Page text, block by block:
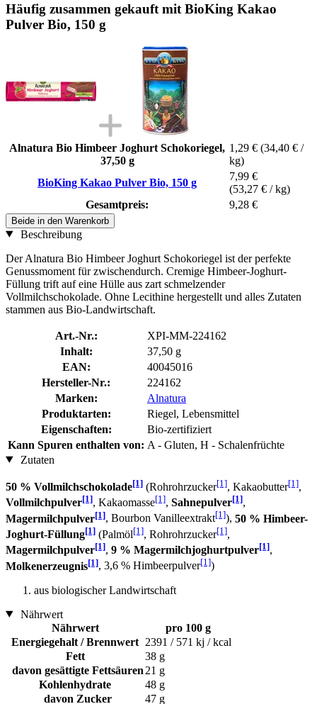
Häufig zusammen gekauft mit BioKing Kakao
Pulver Bio, 150 g
Alnatura Bio Himbeer Joghurt Schokoriegel,
37,50 g
1,29 € (34,40 € /
kg)
BioKing Kakao Pulver Bio, 150 g
7,99 €
(53,27 € / kg)
Gesamtpreis:
9,28 €
Beide in den Warenkorb
Beschreibung
Der Alnatura Bio Himbeer Joghurt Schokoriegel ist der perfekte
Genussmoment für zwischendurch. Cremige Himbeer-Joghurt-
Füllung trift auf eine Hülle aus zart schmelzender
Vollmilchschokolade. Ohne Lecithine hergestellt und alles Zutaten
stammen aus Bio-Landwirtschaft.
Art.-Nr.:
XPI-MM-224162
Inhalt:
37,50 g
EAN:
40045016
Hersteller-Nr.:
224162
Marken:
Alnatura
Produktarten:
Riegel, Lebensmittel
Eigenschaften:
Bio-zertifiziert
Kann Spuren enthalten von: A - Gluten, H - Schalenfrüchte
Zutaten
50 % Vollmilchschokolade[1] (Rohrohrzucker[1], Kakaobutter[1],
Vollmilchpulver[1], Kakaomasse[1], Sahnepulver[1],
Magermilchpulver[1], Bourbon Vanilleextrakt[1]), 50 % Himbeer-
Joghurt-Füllung[1] (Palmöl[1], Rohrohrzucker[1],
Magermilchpulver[1], 9 % Magermilchjoghurtpulver[1],
Molkenerzeugnis[1], 3,6 % Himbeerpulver[1])
aus biologischer Landwirtschaft
Nährwert
Nährwert
pro 100 g
Energiegehalt / Brennwert 2391 / 571 kj / kcal
Fett
38 g
davon gesättigte Fettsäuren 21 g
Kohlenhydrate
48 g
davon Zucker
47 g